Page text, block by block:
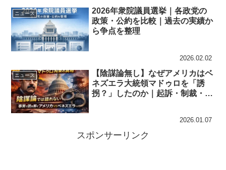
ニュース
2026年衆院議員選挙｜各政党の
政策・公約を比較｜過去の実績か
ら争点を整理
2026.02.02
ニュース
【陰謀論無し】なぜアメリカはベ
ネズエラ大統領マドゥロを「誘
拐？」したのか｜起訴・制裁・石
2026.01.07
スポンサーリンク